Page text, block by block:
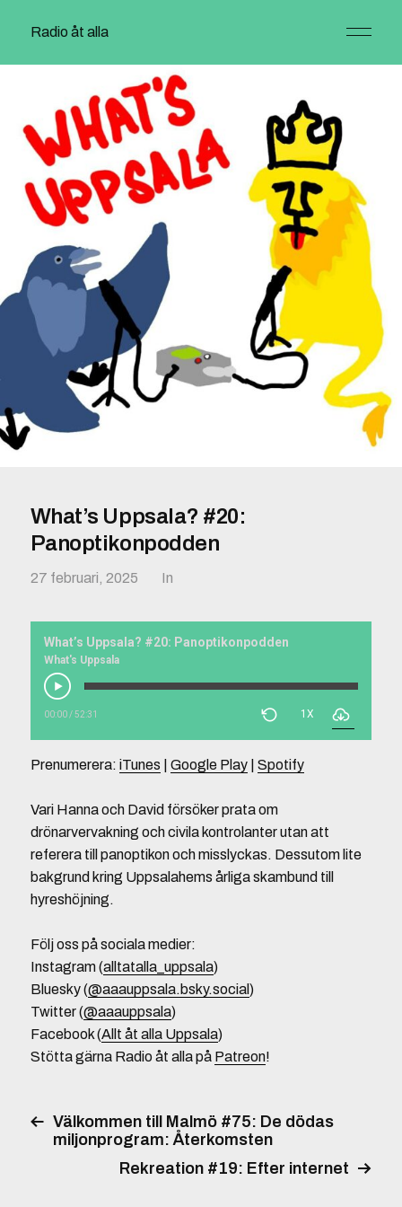
Radio åt alla
What’s Uppsala? #20:
Panoptikonpodden
27 februari, 2025 In
What’s Uppsala? #20: Panoptikonpodden
What's Uppsala
00:00/52:31 1X
Prenumerera: iTunes Google Play| Spotify
Vari Hanna och David försöker prata om
drönarvervakning och civila kontrolanter utan att
referera till panoptikon och misslyckas. Dessutom lite
bakgrund kring Uppsalahems årliga skambund till
hyreshöjning.
Följ oss på sociala medier:
Instagram (alltatalla_uppsala)
Bluesky (@aaauppsala.bsky.social)
Twitter (@aaauppsala)
Facebook (Allt åt alla Uppsala)
Stötta gärna Radio åt alla på Patreon!
Välkommen till Malmö #75: De dödas
miljonprogram: Återkomsten
Rekreation #19: Efter internet